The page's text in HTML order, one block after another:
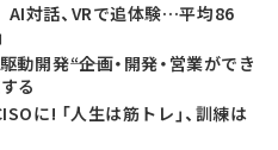
対話、VRで追体験…平均86
開発――“企画・開発・営業ができ
る
に! 「人生は筋トレ」、訓練は